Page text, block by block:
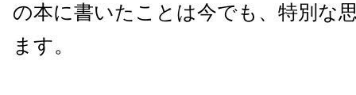
の本に書いたことは今でも、特別な
ます。